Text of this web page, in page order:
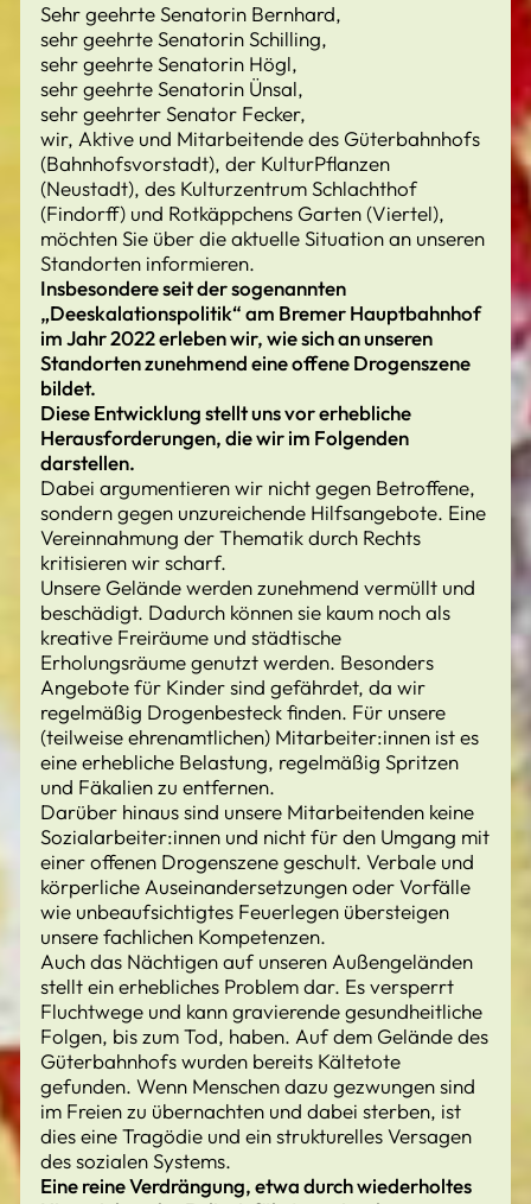
Sehr geehrte Senatorin Bernhard,
sehr geehrte Senatorin Schilling,
sehr geehrte Senatorin Högl,
sehr geehrte Senatorin Ünsal,
sehr geehrter Senator Fecker,
wir, Aktive und Mitarbeitende des Güterbahnhofs
(Bahnhofsvorstadt), der KulturPflanzen
(Neustadt), des Kulturzentrum Schlachthof
(Findorff) und Rotkäppchens Garten (Viertel),
möchten Sie über die aktuelle Situation an unseren
Standorten informieren.
Insbesondere seit der sogenannten
„Deeskalationspolitik“ am Bremer Hauptbahnhof
im Jahr 2022 erleben wir, wie sich an unseren
Standorten zunehmend eine offene Drogenszene
bildet.
Diese Entwicklung stellt uns vor erhebliche
Herausforderungen, die wir im Folgenden
darstellen.
Dabei argumentieren wir nicht gegen Betroffene,
sondern gegen unzureichende Hilfsangebote. Eine
Vereinnahmung der Thematik durch Rechts
kritisieren wir scharf.
Unsere Gelände werden zunehmend vermüllt und
beschädigt. Dadurch können sie kaum noch als
kreative Freiräume und städtische
Erholungsräume genutzt werden. Besonders
Angebote für Kinder sind gefährdet, da wir
regelmäßig Drogenbesteck finden. Für unsere
(teilweise ehrenamtlichen) Mitarbeiter:innen ist es
eine erhebliche Belastung, regelmäßig Spritzen
und Fäkalien zu entfernen.
Darüber hinaus sind unsere Mitarbeitenden keine
Sozialarbeiter:innen und nicht für den Umgang mit
einer offenen Drogenszene geschult. Verbale und
körperliche Auseinandersetzungen oder Vorfälle
wie unbeaufsichtigtes Feuerlegen übersteigen
unsere fachlichen Kompetenzen.
Auch das Nächtigen auf unseren Außengeländen
stellt ein erhebliches Problem dar. Es versperrt
Fluchtwege und kann gravierende gesundheitliche
Folgen, bis zum Tod, haben. Auf dem Gelände des
Güterbahnhofs wurden bereits Kältetote
gefunden. Wenn Menschen dazu gezwungen sind
im Freien zu übernachten und dabei sterben, ist
dies eine Tragödie und ein strukturelles Versagen
des sozialen Systems.
Eine reine Verdrängung, etwa durch wiederholtes